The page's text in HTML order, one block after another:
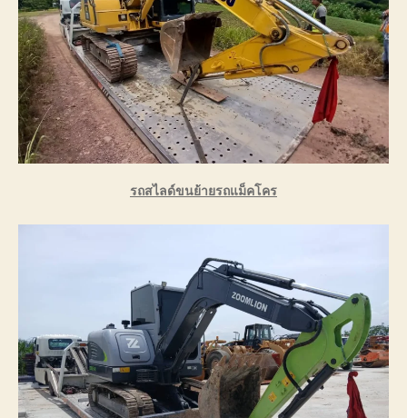
รถสไลด์ขนย้ายรถแม็คโคร